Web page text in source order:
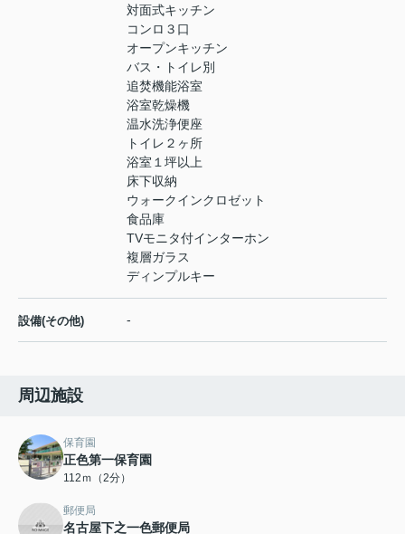
対面式キッチン
コンロ３口
オープンキッチン
バス・トイレ別
追焚機能浴室
浴室乾燥機
温水洗浄便座
トイレ２ヶ所
浴室１坪以上
床下収納
ウォークインクロゼット
食品庫
TVモニタ付インターホン
複層ガラス
ディンプルキー
設備(その他) -
周辺施設
保育園
正色第一保育園
112ｍ（2分）
郵便局
名古屋下之一色郵便局